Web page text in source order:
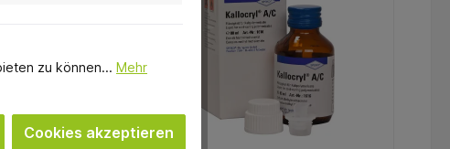
zu können... Mehr
Cookies akzeptieren